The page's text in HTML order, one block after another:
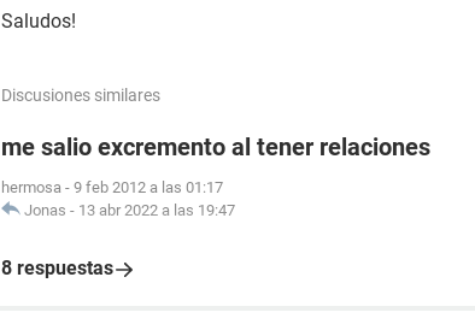
Saludos!
Discusiones similares
me salio excremento al tener relaciones
hermosa - 9 feb 2012 a las 01:17
Jonas - 13 abr 2022 a las 19:47
8 respuestas